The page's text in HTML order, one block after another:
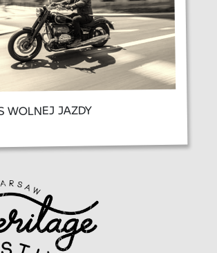
WOLNEJ JAZDY